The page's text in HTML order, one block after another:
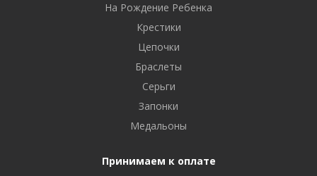
На Рождение Ребенка
Крестики
Цепочки
Браслеты
Серьги
Запонки
Медальоны
Принимаем к оплате